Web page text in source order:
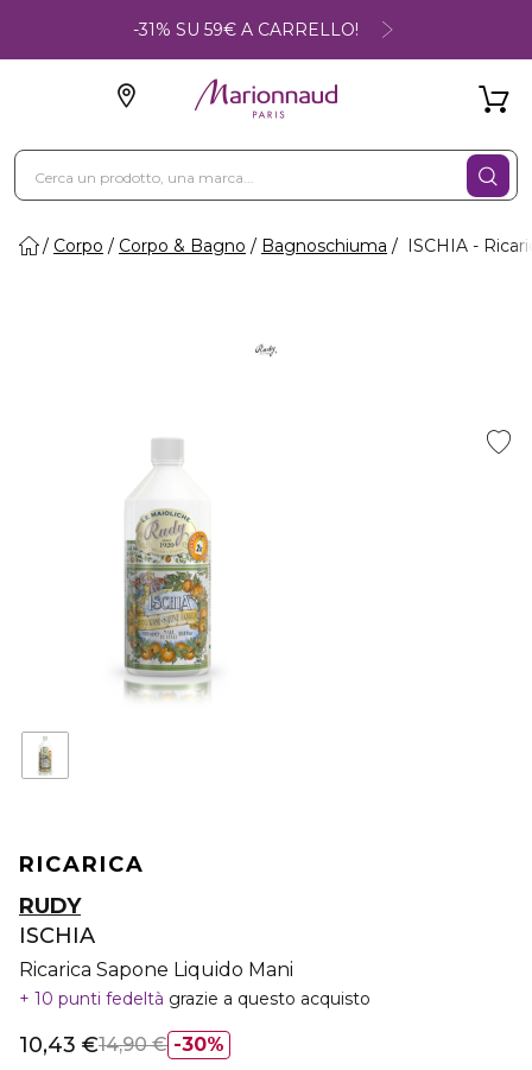
-31% SU 59€ A CARRELLO!
Corpo Corpo & Bagno Bagnoschiuma ISCHIA -
RICARICA
RUDY
ISCHIA
Ricarica Sapone Liquido Mani
10 punti fedeltà grazie a questo acquisto
30%
10,43 €14,90 €